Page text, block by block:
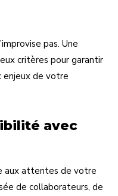
pas. Une
critères pour garantir
enjeux de votre
avec
aux attentes de votre
de collaborateurs, de